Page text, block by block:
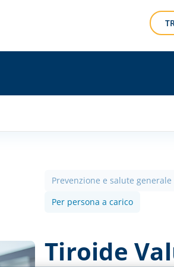
Prevenzione e salute generale
Per persona a carico
Tiroide